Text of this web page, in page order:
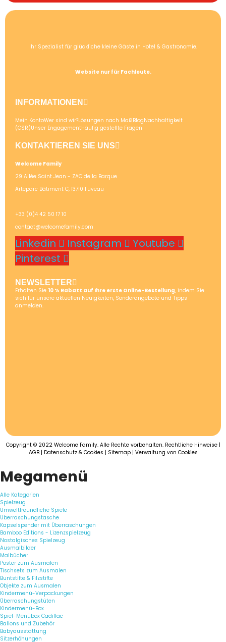
Ihr Spezialist für glückliche kleine Gäste in Hotel & Gastronomie.
Website nur für Fachleute.
INFORMATIONEN
Mein KontoWer sind wir?Lösungen nach MaßBlogNachhaltigkeit
(CSR)Unser EngagementHäufig gestellte Fragen
KONTAKTIEREN SIE UNS
Welcome Family
29 Allée Saint Jean - ZAC de la Barque
Arteparc Bâtiment C, 13710 Fuveau
+33 (0)4 42 50 17 10
contact@welcomefamily.com
Linkedin Instagram
Youtube
Pinterest
NEWSLETTER
Erhalten Sie 10 % Rabatt auf Ihre erste Online-Bestellung, indem Sie
sich für unsere aktuellen Neuigkeiten, Sonderangebote und Tipps
anmelden.
Copyright © 2022 Welcome Family. Alle Rechte vorbehalten. Rechtliche Hinweise|
AGB| Datenschutz & Cookies | Sitemap| Verwaltung von Cookies
Megamenü
Alle Kategorien
Spielzeug
Umweltfreundliche Spiele
Überraschungstasche
Kapselspender mit Überraschungen
Bamboo Editions - Lizenzspielzeug
Nostalgisches Spielzeug
Ausmalbilder
Malbücher
Poster zum Ausmalen
Tischsets zum Ausmalen
Buntstifte & Filzstifte
Objekte zum Ausmalen
Kindermenü-Verpackungen
Überraschungstüten
Kindermenü-Box
Spiel-Menübox Cadillac
Ballons und Zubehör
Babyausstattung
Sitzerhöhungen